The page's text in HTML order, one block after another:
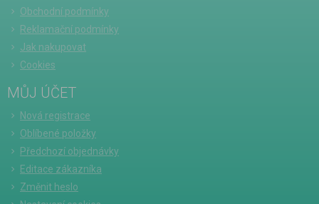
Obchodní podmínky
Reklamační podmínky
Jak nakupovat
Cookies
MŮJ ÚČET
Nová registrace
Oblíbené položky
Předchozí objednávky
Editace zákazníka
Změnit heslo